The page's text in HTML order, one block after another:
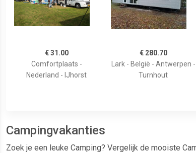
€ 31.00
Comfortplaats -
Nederland - IJhorst
€ 280.70
Lark - België - Antwerpen -
Turnhout
Campingvakanties
Zoek je een leuke Camping? Vergelijk de mooiste